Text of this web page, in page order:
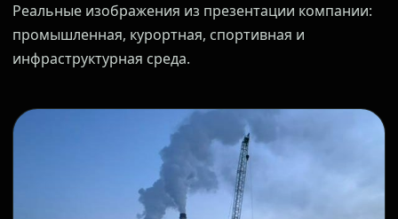
Реальные изображения из презентации компании:
промышленная, курортная, спортивная и
инфраструктурная среда.